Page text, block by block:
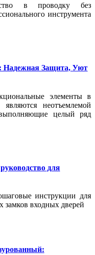
в проводку без
инструмента
Надежная Защита, Уют
элементы в
неотъемлемой
выполняющие целый ряд
для
инструкции для
замков входных дверей